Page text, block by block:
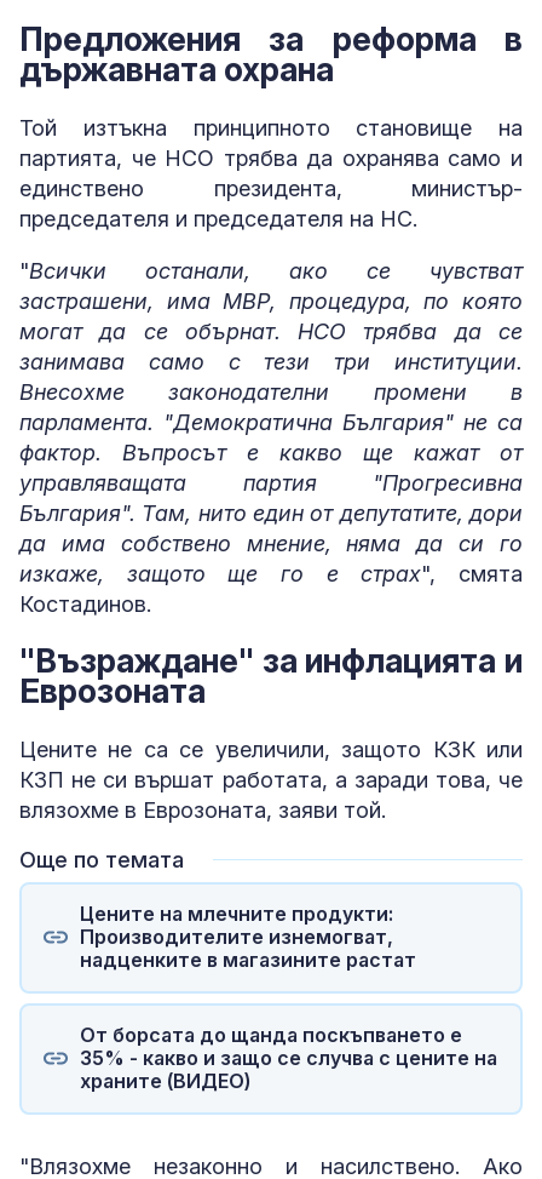
Предложения за реформа в
държавната охрана
Той изтъкна принципното становище на
партията, че НСО трябва да охранява само и
единствено президента, министър-
председателя и председателя на НС.
"Всички останали, ако се чувстват
застрашени, има МВР, процедура, по която
могат да се обърнат. НСО трябва да се
занимава само с тези три институции.
Внесохме законодателни промени в
парламента. "Демократична България" не са
фактор. Въпросът е какво ще кажат от
управляващата партия "Прогресивна
България". Там, нито един от депутатите, дори
да има собствено мнение, няма да си го
изкаже, защото ще го е страх", смята
Костадинов.
"Възраждане" за инфлацията и
Еврозоната
Цените не са се увеличили, защото КЗК или
КЗП не си вършат работата, а заради това, че
влязохме в Еврозоната, заяви той.
Още по темата
Цените на млечните продукти:
Производителите изнемогват,
надценките в магазините растат
От борсата до щанда поскъпването е
35% - какво и защо се случва с цените на
храните (ВИДЕО)
"Влязохме незаконно и насилствено. Ако